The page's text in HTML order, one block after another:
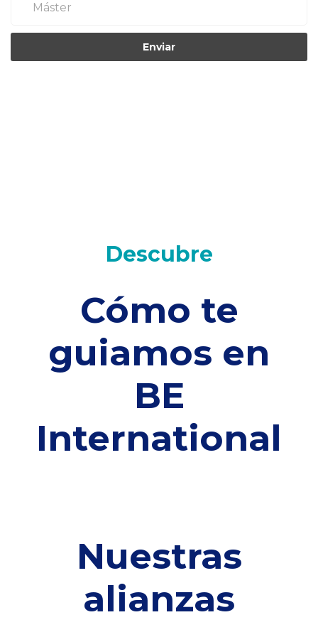
Enviar
Descubre
Cómo te
guiamos en
BE
International
Nuestras
alianzas